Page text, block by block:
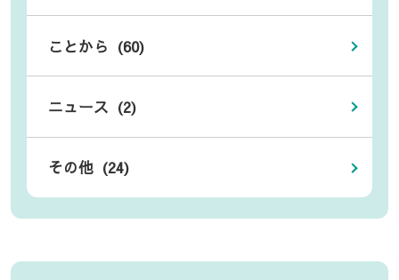
ことから (60)
ニュース (2)
その他 (24)